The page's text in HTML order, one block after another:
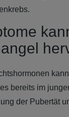
bereits im
der Pubertät